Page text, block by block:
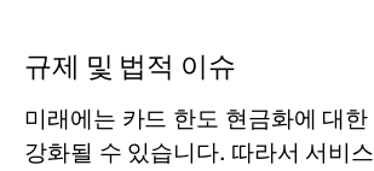
규제 및 법적 이슈
미래에는 카드 한도 현금화에 대
강화될 수 있습니다. 따라서 서비